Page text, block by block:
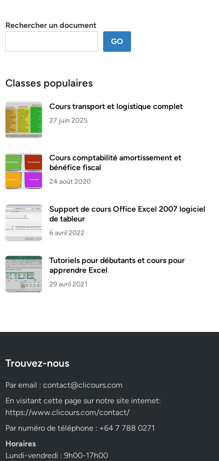
Rechercher un document
GO
Classes populaires
Cours transport et logistique complet
27 juin 2025
Cours comptabilité amortissement et
bénéfice fiscal
24 août 2020
Support de cours Office Excel 2007 logiciel
de tableur
6 avril 2022
Tutoriels pour débutants et cours pour
apprendre Excel
29 avril 2021
Trouvez-nous
Par email :contact@clicours.com
En visitant cette page sur notre site internet:
https://www.clicours.com/contact/
Par numéro de téléphone : +64 7 788 0271
Horaires
Lundi-vendredi : 9h00-17h00